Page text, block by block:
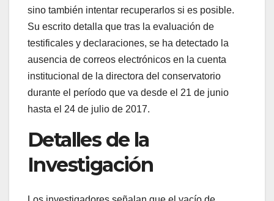
sino también intentar recuperarlos si es posible.
Su escrito detalla que tras la evaluación de
testificales y declaraciones, se ha detectado la
ausencia de correos electrónicos en la cuenta
institucional de la directora del conservatorio
durante el período que va desde el 21 de junio
hasta el 24 de julio de 2017.
Detalles de la
Investigación